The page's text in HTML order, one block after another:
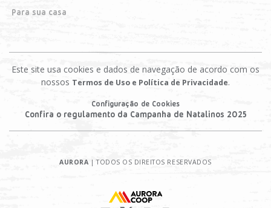
Para sua casa
Este site usa cookies e dados de navegação de acordo com os
nossos Termos de Uso e Política de Privacidade.
Configuração de Cookies
Confira o regulamento da Campanha de Natalinos 2025
AURORA | TODOS OS DIREITOS RESERVADOS